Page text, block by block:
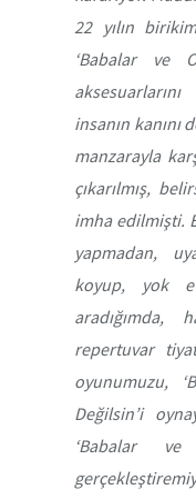
22 yılın
‘Babalar ve
insanın
manzarayla
çıkarılmış,
imha edilmişti.
yapmadan,
koyup, yok
aradığımda,
repertuvar
oyunumuzu,
Değilsin’i
‘Babalar